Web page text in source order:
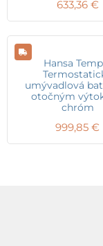
633,36 €
Hansa
umývadlová
otočným
chróm
999,85 €